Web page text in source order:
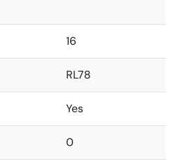
16
RL78
Yes
0